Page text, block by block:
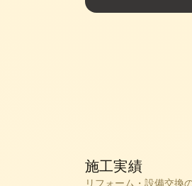
施工実績
リフォーム・設備交換